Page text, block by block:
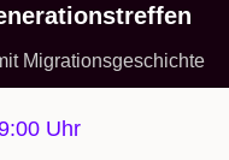
Migrationsgeschichte
Uhr